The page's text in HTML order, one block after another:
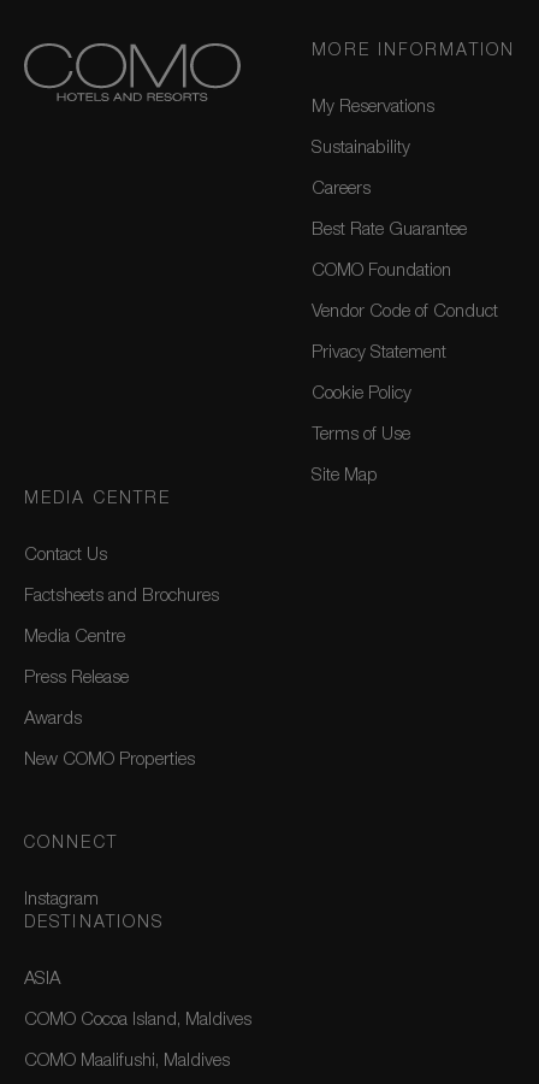
MORE INFORMATION
My Reservations
Sustainability
Careers
Best Rate Guarantee
COMO Foundation
Vendor Code of Conduct
Privacy Statement
Cookie Policy
Terms of Use
Site Map
MEDIA CENTRE
Contact Us
Factsheets and Brochures
Media Centre
Press Release
Awards
New COMO Properties
CONNECT
Instagram
DESTINATIONS
ASIA
COMO Cocoa Island, Maldives
COMO Maalifushi, Maldives